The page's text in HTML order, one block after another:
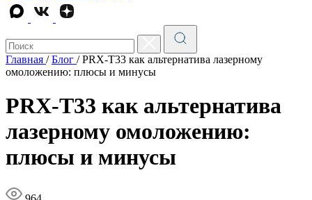
Главная / Блог / PRX-T33 как альтернатива лазерному
омоложению: плюсы и минусы
PRX-T33 как альтернатива
лазерному омоложению:
плюсы и минусы